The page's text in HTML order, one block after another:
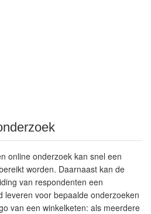
online onderzoek kan snel een
worden. Daarnaast kan de
van respondenten een
leveren voor bepaalde onderzoeken
van een winkelketen: als meerdere